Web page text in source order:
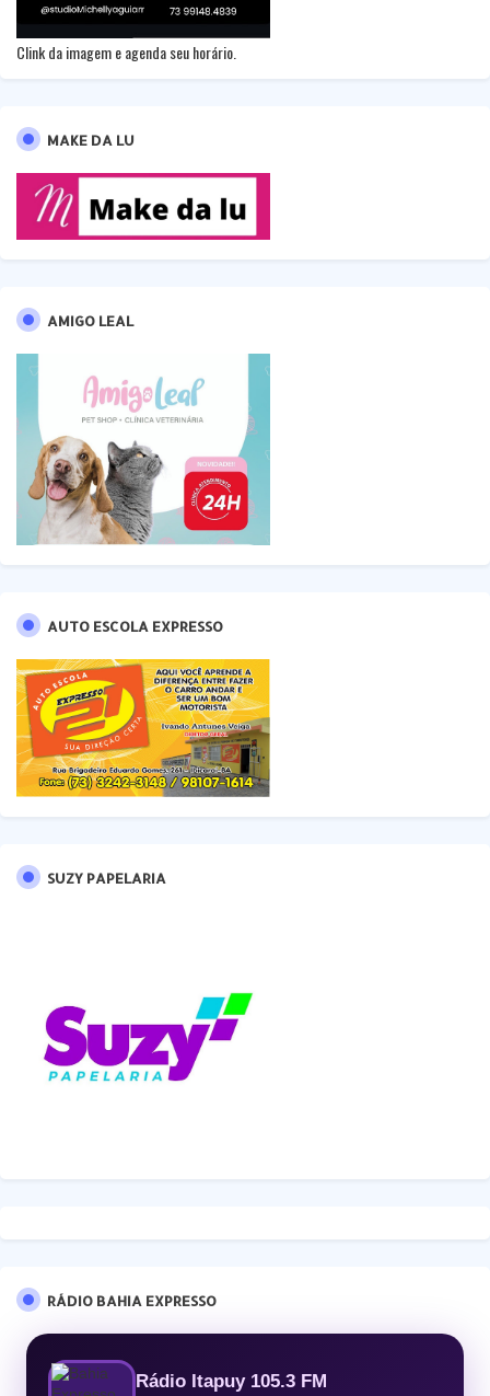
Clink da imagem e agenda seu horário.
MAKE DA LU
AMIGO LEAL
AUTO ESCOLA EXPRESSO
SUZY PAPELARIA
RÁDIO BAHIA EXPRESSO
Rádio Itapuy 105.3 FM